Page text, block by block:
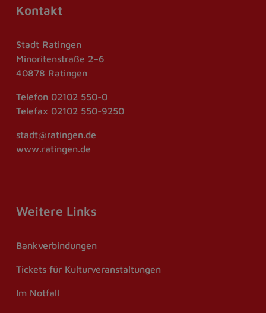
Kontakt
Stadt Ratingen
Minoritenstraße 2–6
40878 Ratingen
Telefon 02102 550-0
Telefax 02102 550-9250
stadt@ratingen.de
www.ratingen.de
Weitere Links
Bankverbindungen
Tickets für Kulturveranstaltungen
Im Notfall